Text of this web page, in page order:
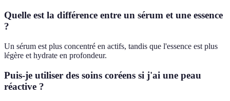
Quelle est la différence entre un sérum et une essence
?
Un sérum est plus concentré en actifs, tandis que l'essence est plus
légère et hydrate en profondeur.
Puis-je utiliser des soins coréens si j'ai une peau
réactive ?